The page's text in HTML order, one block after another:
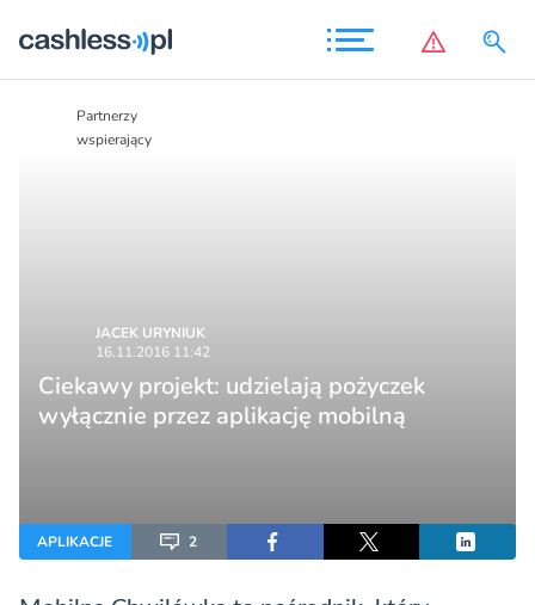
Partnerzy
wspierający
JACEK URYNIUK
16.11.2016 11:42
Ciekawy projekt: udzielają pożyczek
wyłącznie przez aplikację mobilną
APLIKACJE 2